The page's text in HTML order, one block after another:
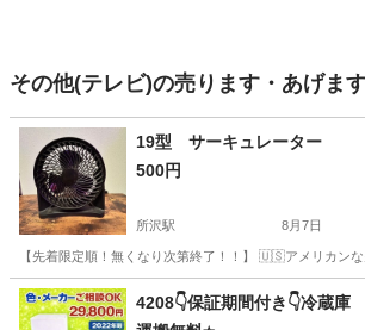
その他(テレビ)の売ります・あげま
19型 サーキュレーター
500円
所沢駅 8月7日
【先着限定順！無くなり次第終了！！】 🇺🇸アメリカン
埼玉 所沢市 所沢駅 季節、空調家電
4208👇保証期間付き👇冷蔵